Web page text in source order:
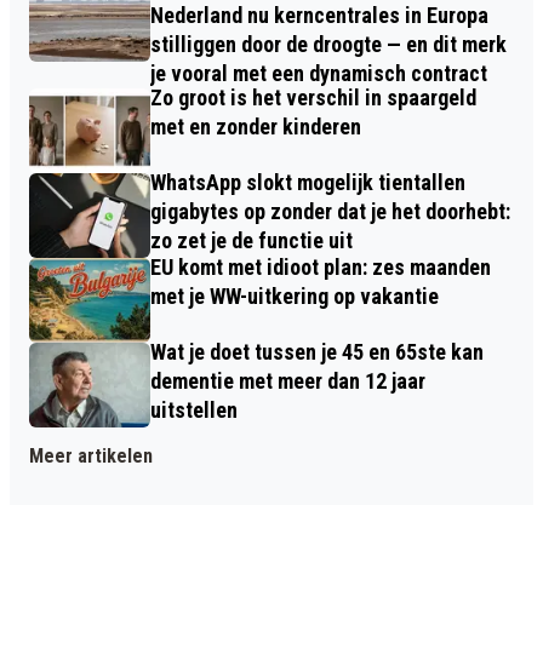
Nederland nu kerncentrales in Europa
stilliggen door de droogte — en dit merk
je vooral met een dynamisch contract
Zo groot is het verschil in spaargeld
met en zonder kinderen
WhatsApp slokt mogelijk tientallen
gigabytes op zonder dat je het doorhebt:
zo zet je de functie uit
EU komt met idioot plan: zes maanden
met je WW-uitkering op vakantie
Wat je doet tussen je 45 en 65ste kan
dementie met meer dan 12 jaar
uitstellen
Meer artikelen